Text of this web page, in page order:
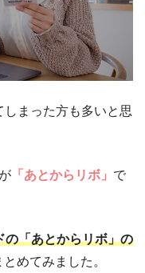
まった方も多いと思
「あとからリボ」 で
の「あとからリボ」の
めてみました。